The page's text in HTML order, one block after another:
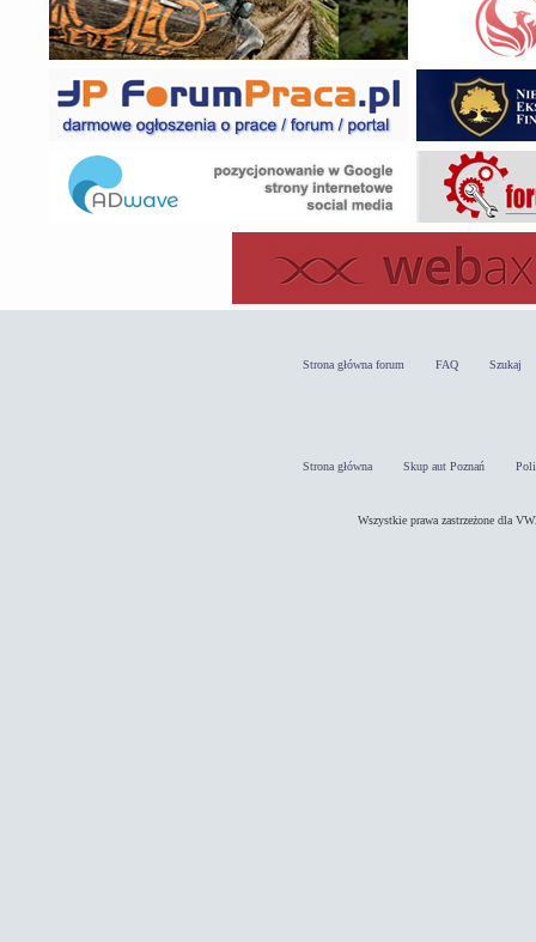
Strona główna forum FAQ Szukaj
Strona główna Skup aut Poznań
Wszystkie prawa zastrzeżone dla